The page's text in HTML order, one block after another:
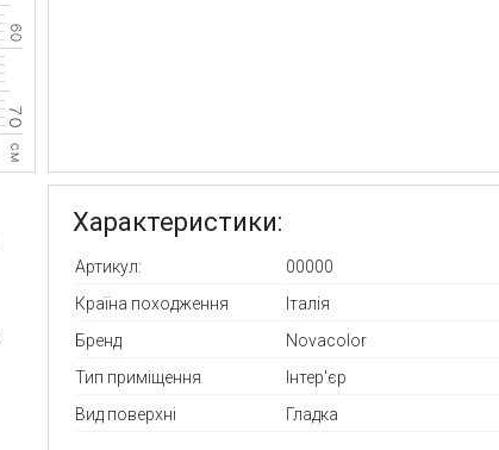
Характеристики:
Артикул:
00000
Країна походження
Італія
Бренд
Novacolor
Тип приміщення
Інтер'єр
Вид поверхні
Гладка